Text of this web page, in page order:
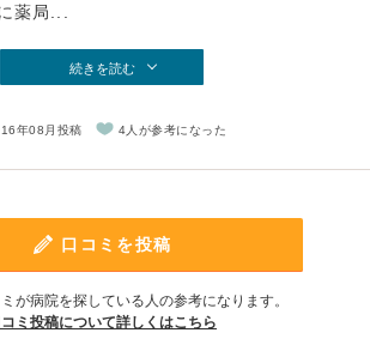
薬局...
続きを読む
年08月投稿 4人が参考になった
口コミを投稿
が病院を探している人の参考になります。
コミ投稿について詳しくはこちら